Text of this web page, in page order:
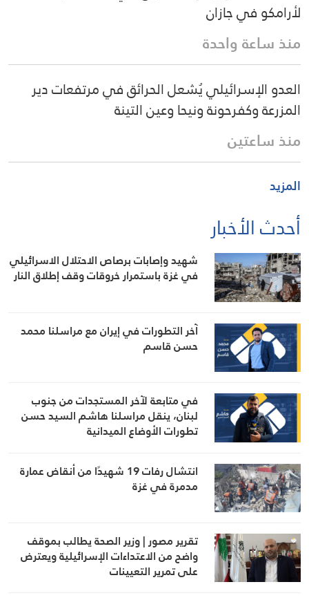
لأرامكو في جازان
منذ ساعة واحدة
العدو الإسرائيلي يُشعل الحرائق في مرتفعات دير
المزرعة وكفرحونة ونيحا وعين التينة
منذ ساعتين
المزيد
أحدث الأخبار
شهيد وإصابات برصاص الاحتلال الاسرائيلي
في غزة باستمرار خروقات وقف إطلاق النار
آخر التطورات في إيران مع مراسلنا محمد
حسن قاسم
في متابعة لآخر المستجدات من جنوب
لبنان، ينقل مراسلنا هاشم السيد حسن
تطورات الأوضاع الميدانية
انتشال رفات 19 شهيدًا من أنقاض عمارة
مدمرة في غزة
تقرير مصور | وزير الصحة يطالب بموقف
واضح من الاعتداءات الإسرائيلية ويعترض
على تمرير التعيينات